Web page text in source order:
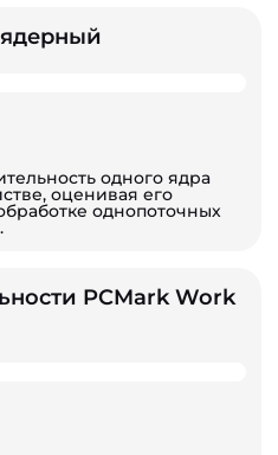
одного ядра
оценивая его
однопоточных
PCMark Work